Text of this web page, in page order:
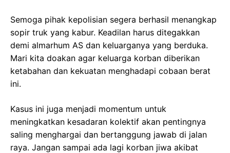
Semoga pihak kepolisian segera berhasil menangkap
sopir truk yang kabur. Keadilan harus ditegakkan
demi almarhum AS dan keluarganya yang berduka.
Mari kita doakan agar keluarga korban diberikan
ketabahan dan kekuatan menghadapi cobaan berat
ini.
Kasus ini juga menjadi momentum untuk
meningkatkan kesadaran kolektif akan pentingnya
saling menghargai dan bertanggung jawab di jalan
raya. Jangan sampai ada lagi korban jiwa akibat